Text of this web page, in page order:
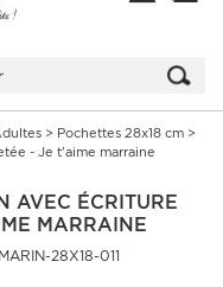
> Pochettes 28x18 cm >
- Je t'aime marraine
AVEC ÉCRITURE
MARRAINE
28X18-011